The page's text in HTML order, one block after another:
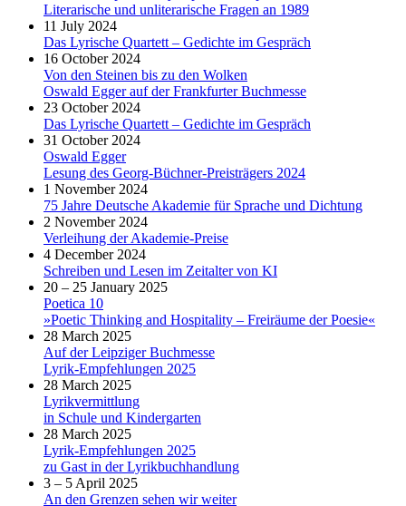
Literarische und unliterarische Fragen an 1989
11 July 2024
Das Lyrische Quartett – Gedichte im Gespräch
16 October 2024
Von den Steinen bis zu den Wolken
Oswald Egger auf der Frankfurter Buchmesse
23 October 2024
Das Lyrische Quartett – Gedichte im Gespräch
31 October 2024
Oswald Egger
Lesung des Georg-Büchner-Preisträgers 2024
1 November 2024
75 Jahre Deutsche Akademie für Sprache und Dichtung
2 November 2024
Verleihung der Akademie-Preise
4 December 2024
Schreiben und Lesen im Zeitalter von KI
20 – 25 January 2025
Poetica 10
»Poetic Thinking and Hospitality – Freiräume der Poesie«
28 March 2025
Auf der Leipziger Buchmesse
Lyrik-Empfehlungen 2025
28 March 2025
Lyrikvermittlung
in Schule und Kindergarten
28 March 2025
Lyrik-Empfehlungen 2025
zu Gast in der Lyrikbuchhandlung
3 – 5 April 2025
An den Grenzen sehen wir weiter